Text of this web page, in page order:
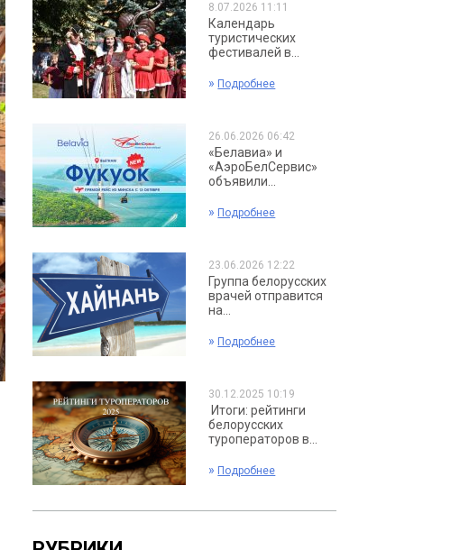
8.07.2026 11:11
Календарь
туристических
фестивалей в...
» Подробнее
26.06.2026 06:42
«Белавиа» и
«АэроБелСервис»
объявили...
» Подробнее
23.06.2026 12:22
Группа белорусских
врачей отправится
на...
» Подробнее
30.12.2025 10:19
Итоги: рейтинги
белорусских
туроператоров в...
» Подробнее